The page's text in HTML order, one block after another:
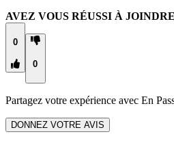
AVEZ VOUS RÉUSSI À
0
0
Partagez votre expérience avec En
DONNEZ VOTRE AVIS